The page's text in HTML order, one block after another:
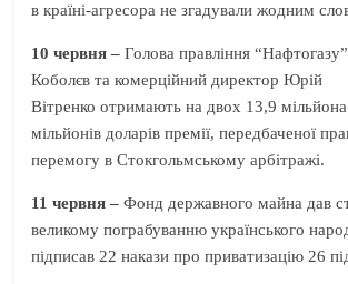
в країні-агресора не згадували жодним
10 червня –Голова правління
Коболєв та комерційний директор Юрій
Вітренко отримають на двох 13,9 мільйона
мільйонів доларів премії, передбаченої
перемогу в Стокгольмському арбітражі.
11 червня –Фонд державного майна дав
великому пограбуванню українського
підписав 22 накази про приватизацію 26